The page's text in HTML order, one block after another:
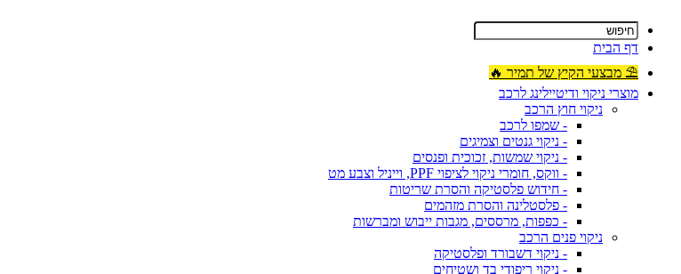
דף הבית
⛱ מבצעי הקיץ של תמיר 🔥
מוצרי ניקוי ודיטיילינג לרכב
ניקוי חוץ הרכב
- שמפו לרכב
- ניקוי גנטים וצמיגים
- ניקוי שמשות, זכוכית ופנסים
- ווקס, חומרי ניקוי לציפוי PPF, וייניל וצבע מט
- חידוש פלסטיקה והסרת שריטות
- פלסטלינה והסרת מזהמים
- כפפות, מרססים, מגבות ייבוש ומברשות
ניקוי פנים הרכב
- ניקוי דשבורד ופלסטיקה
- ניקוי ריפודי בד ושטיחים